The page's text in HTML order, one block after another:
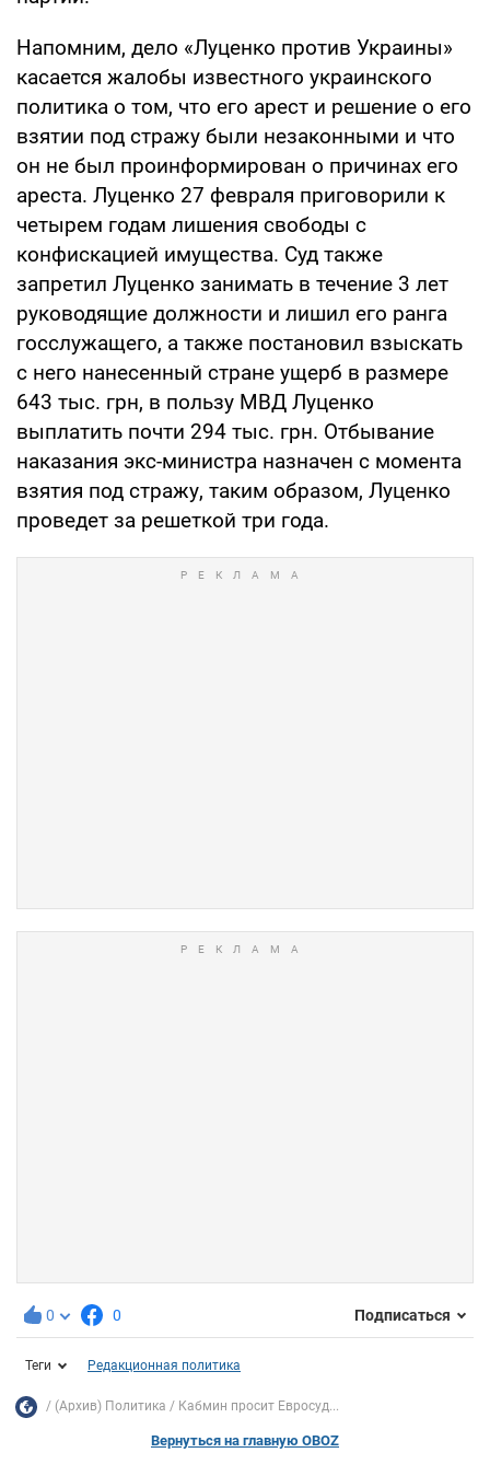
Напомним, дело «Луценко против Украины»
касается жалобы известного украинского
политика о том, что его арест и решение о его
взятии под стражу были незаконными и что
он не был проинформирован о причинах его
ареста. Луценко 27 февраля приговорили к
четырем годам лишения свободы с
конфискацией имущества. Суд также
запретил Луценко занимать в течение 3 лет
руководящие должности и лишил его ранга
госслужащего, а также постановил взыскать
с него нанесенный стране ущерб в размере
643 тыс. грн, в пользу МВД Луценко
выплатить почти 294 тыс. грн. Отбывание
наказания экс-министра назначен с момента
взятия под стражу, таким образом, Луценко
проведет за решеткой три года.
0 0 Подписаться
Теги Редакционная политика
(Архив) Политика Кабмин просит Евросуд...
Вернуться на главную OBOZ